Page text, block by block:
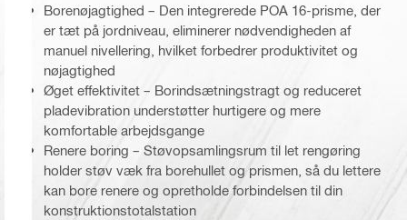
Borenøjagtighed – Den integrerede POA 16-prisme, der
er tæt på jordniveau, eliminerer nødvendigheden af
manuel nivellering, hvilket forbedrer produktivitet og
nøjagtighed
Øget effektivitet – Borindsætningstragt og reduceret
pladevibration understøtter hurtigere og mere
komfortable arbejdsgange
Renere boring – Støvopsamlingsrum til let rengøring
holder støv væk fra borehullet og prismen, så du lettere
kan bore renere og opretholde forbindelsen til din
konstruktionstotalstation